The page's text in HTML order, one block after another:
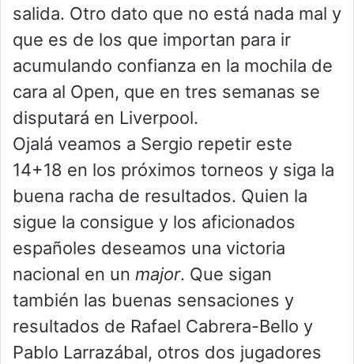
salida. Otro dato que no está nada mal y
que es de los que importan para ir
acumulando confianza en la mochila de
cara al Open, que en tres semanas se
disputará en Liverpool.
Ojalá veamos a Sergio repetir este
14+18 en los próximos torneos y siga la
buena racha de resultados. Quien la
sigue la consigue y los aficionados
españoles deseamos una victoria
nacional en un major. Que sigan
también las buenas sensaciones y
resultados de Rafael Cabrera-Bello y
Pablo Larrazábal, otros dos jugadores